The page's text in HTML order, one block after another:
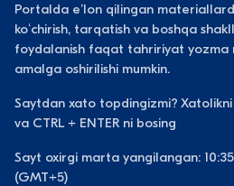
Portalda eʼlon qilingan
koʻchirish, tarqatish va boshqa
foydalanish faqat tahririyat yozma
amalga oshirilishi mumkin.
Saytdan xato topdingizmi?
va CTRL + ENTER ni bosing
Sayt oxirgi marta yangilangan:
(GMT+5)